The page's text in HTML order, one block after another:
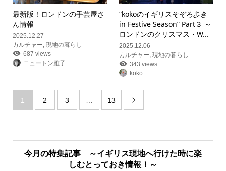
最新版！ロンドンの手芸屋さ
ん情報
2025.12.27
カルチャー, 現地の暮らし
687 views
ニュートン雅子
“kokoのイギリスそぞろ歩き
in Festive Season” Part３ ～
ロンドンのクリスマス・W...
2025.12.06
カルチャー,現地の暮らし
343 views
koko
1 2 3 … 13 
今月の特集記事 ～イギリス現地へ行けた時に楽
しむとっておき情報！～